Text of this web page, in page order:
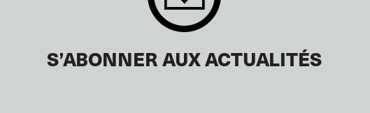
S’ABONNER AUX ACTUALITÉS